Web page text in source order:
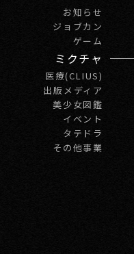
お知らせ
ジョブカン
ゲーム
ミクチャ
医療(CLIUS)
出版メディア
美少女図鑑
イベント
タテドラ
その他事業